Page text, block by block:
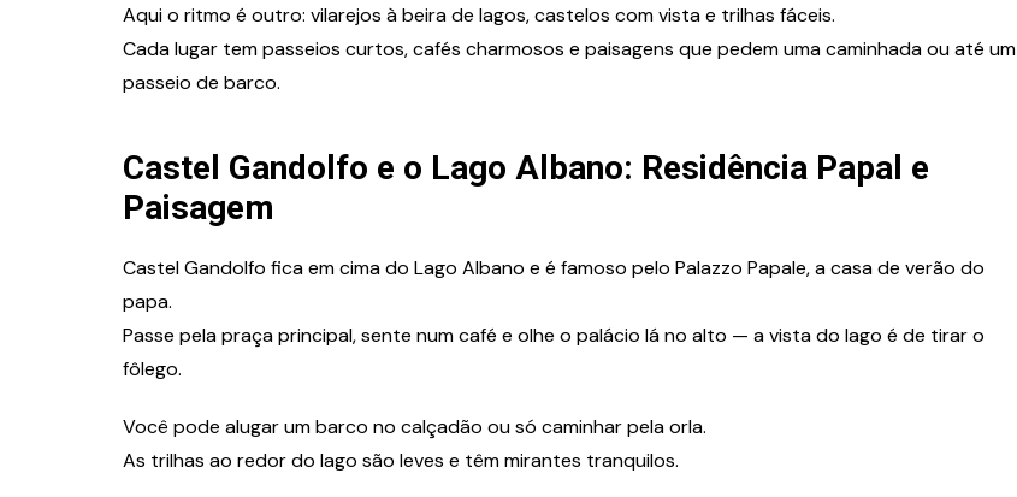
Aqui o ritmo é outro: vilarejos à beira de lagos, castelos com vista e trilhas fáceis.
Cada lugar tem passeios curtos, cafés charmosos e paisagens que pedem uma caminhada ou até um
passeio de barco.
Castel Gandolfo e o Lago Albano: Residência Papal e
Paisagem
Castel Gandolfo fica em cima do Lago Albano e é famoso pelo Palazzo Papale, a casa de verão do
papa.
Passe pela praça principal, sente num café e olhe o palácio lá no alto — a vista do lago é de tirar o
fôlego.
Você pode alugar um barco no calçadão ou só caminhar pela orla.
As trilhas ao redor do lago são leves e têm mirantes tranquilos.